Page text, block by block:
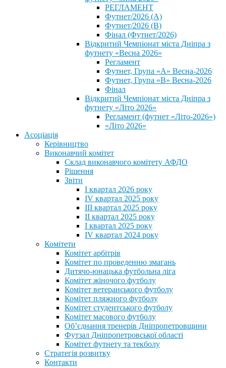
РЕГЛАМЕНТ
Футнет/2026 (А)
Футнет/2026 (В)
Фінал (Футнет/2026)
Відкритий Чемпіонат міста Дніпра з
футнету «Весна 2026»
Регламент
Футнет, Група «А» Весна-2026
Футнет, Група «В» Весна-2026
Фінал
Відкритий Чемпіонат міста Дніпра з
футнету «Літо 2026»
Регламент (футнет «Літо-2026»)
«Літо 2026»
Асоціація
Керівництво
Виконавчий комітет
Склад виконавчого комітету АФДО
Рішення
Звіти
I квартал 2026 року
IV квартал 2025 року
III квартал 2025 року
II квартал 2025 року
I квартал 2025 року
IV квартал 2024 року
Комітети
Комітет арбітрів
Комітет по проведенню змагань
Дитячо-юнацька футбольна ліга
Комітет жіночого футболу
Комітет ветеранського футболу
Комітет пляжного футболу
Комітет студентського футболу
Комітет масового футболу
Обʼєднання тренерів Дніпропетровщини
Футзал Дніпропетровської області
Комітет футнету та текболу
Стратегія розвитку
Контакти